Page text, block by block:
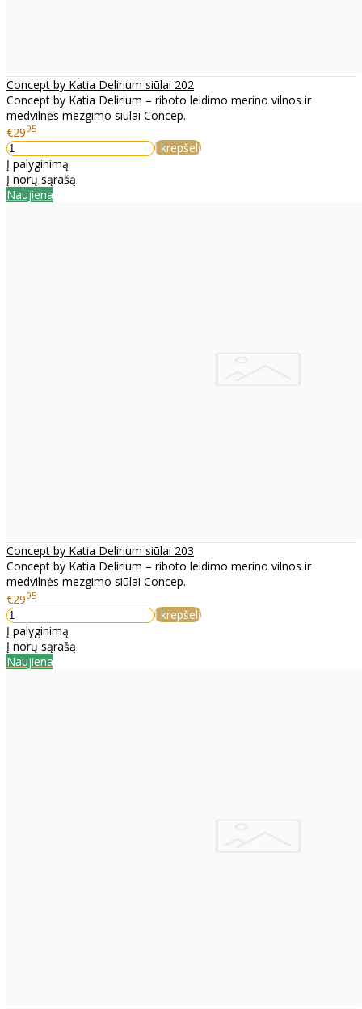
Concept by Katia Delirium siūlai 202
Concept by Katia Delirium – riboto leidimo merino vilnos ir
medvilnės mezgimo siūlai Concep..
€2995
Į krepšelį
Į palyginimą
Į norų sąrašą
Naujiena
Concept by Katia Delirium siūlai 203
Concept by Katia Delirium – riboto leidimo merino vilnos ir
medvilnės mezgimo siūlai Concep..
€2995
Į krepšelį
Į palyginimą
Į norų sąrašą
Naujiena